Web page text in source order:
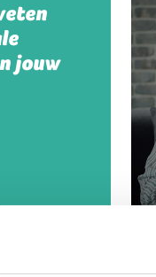
jouw